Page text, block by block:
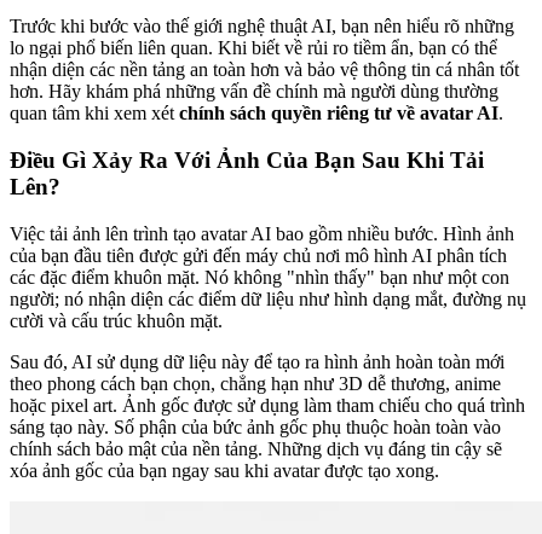
Trước khi bước vào thế giới nghệ thuật AI, bạn nên hiểu rõ những
lo ngại phổ biến liên quan. Khi biết về rủi ro tiềm ẩn, bạn có thể
nhận diện các nền tảng an toàn hơn và bảo vệ thông tin cá nhân tốt
hơn. Hãy khám phá những vấn đề chính mà người dùng thường
quan tâm khi xem xét chính sách quyền riêng tư về avatar AI.
Điều Gì Xảy Ra Với Ảnh Của Bạn Sau Khi Tải
Lên?
Việc tải ảnh lên trình tạo avatar AI bao gồm nhiều bước. Hình ảnh
của bạn đầu tiên được gửi đến máy chủ nơi mô hình AI phân tích
các đặc điểm khuôn mặt. Nó không "nhìn thấy" bạn như một con
người; nó nhận diện các điểm dữ liệu như hình dạng mắt, đường nụ
cười và cấu trúc khuôn mặt.
Sau đó, AI sử dụng dữ liệu này để tạo ra hình ảnh hoàn toàn mới
theo phong cách bạn chọn, chẳng hạn như 3D dễ thương, anime
hoặc pixel art. Ảnh gốc được sử dụng làm tham chiếu cho quá trình
sáng tạo này. Số phận của bức ảnh gốc phụ thuộc hoàn toàn vào
chính sách bảo mật của nền tảng. Những dịch vụ đáng tin cậy sẽ
xóa ảnh gốc của bạn ngay sau khi avatar được tạo xong.